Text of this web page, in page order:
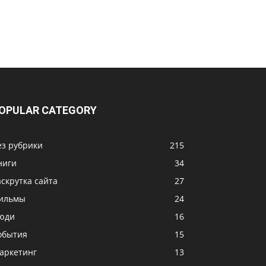
CATEGORY
рубрики
215
34
сайта
27
24
16
15
13